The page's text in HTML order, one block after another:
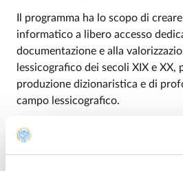
Il programma ha lo scopo di
informatico a libero accesso
documentazione e alla
lessicografico dei secoli XIX e XX,
produzione dizionaristica e di
campo lessicografico.
ALON vuole preservare e rendere
materiali e studi utili alla ricerca